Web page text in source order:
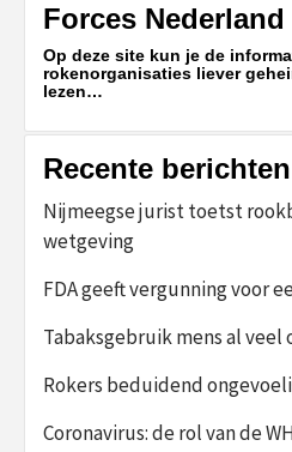
Forces Nederland
Op deze site kun je de
rokenorganisaties liever
lezen…
Recente berichten
Nijmeegse jurist toetst
wetgeving
FDA geeft vergunning voor
Tabaksgebruik mens al
Rokers beduidend
Coronavirus: de rol van de